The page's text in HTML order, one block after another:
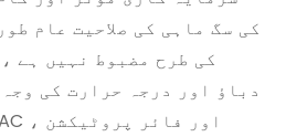
کی سگ ماہی کی صلاحیت عام
کی طرح مضبوط نہیں ہے
دباؤ اور درجہ حرارت کی